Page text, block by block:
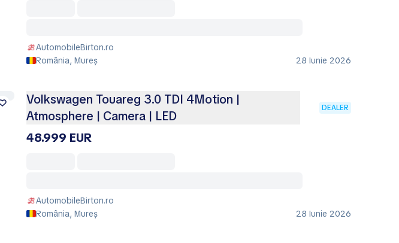
AutomobileBirton.ro
România, Mureș
28 Iunie 2026
Volkswagen Touareg 3.0 TDI 4Motion |
Atmosphere | Camera | LED
DEALER
48.999 EUR
AutomobileBirton.ro
România, Mureș
28 Iunie 2026